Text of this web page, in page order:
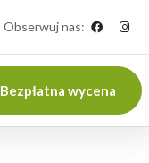
Obserwuj nas:
Bezpłatna wycena